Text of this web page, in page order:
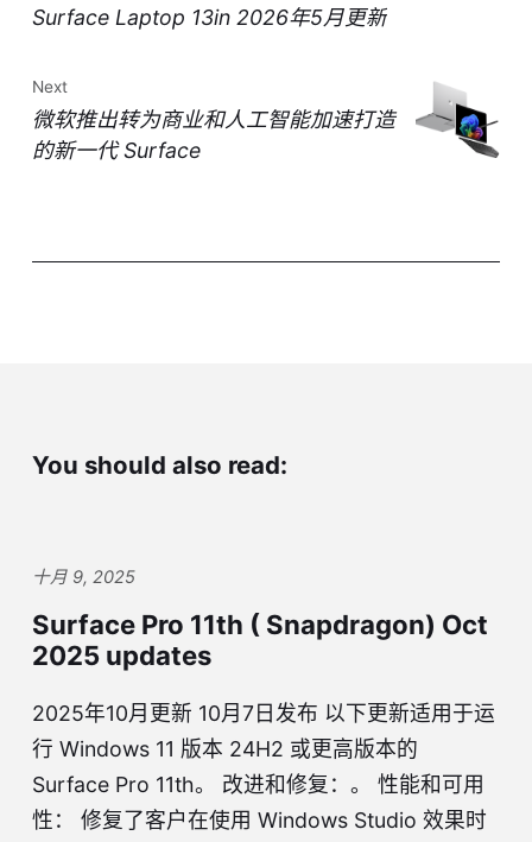
Surface Laptop 13in 2026年5月更新
Next
微软推出转为商业和人工智能加速打造
的新一代 Surface
You should also read:
十月 9, 2025
Surface Pro 11th ( Snapdragon) Oct
2025 updates
2025年10月更新 10月7日发布 以下更新适用于运
行 Windows 11 版本 24H2 或更高版本的
Surface Pro 11th。 改进和修复：。 性能和可用
性： 修复了客户在使用 Windows Studio 效果时